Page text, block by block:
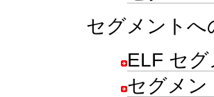
セグメントへ
ELF セ
セグメン